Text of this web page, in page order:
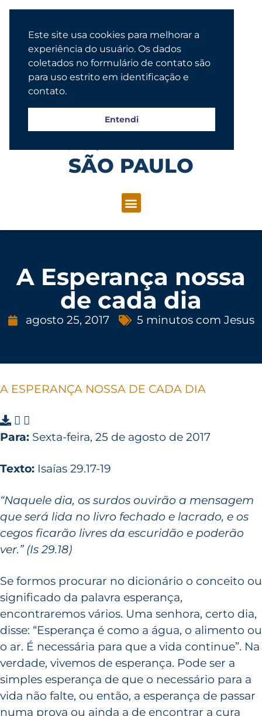
SÃO PAULO
A Esperança nossa
de cada dia
agosto 25, 2017 5 minutos com Jesus
A ESPERANÇA NOSSA DE CADA DIA
Para: Sexta-feira, 25 de agosto de 2017
Texto: Isaías 29.17-19
“Naquele dia, os surdos ouvirão a mensagem
que será lida no livro fechado e lacrado, e os
cegos ficarão livres da escuridão e poderão
ver.” (Is 29.18)
Se formos procurar no dicionário o conceito ou
significado da palavra esperança,
encontraremos vários. Uma senhora, certo dia,
disse: “Esperança é como a água, o alimento ou
o ar. É necessária para que a vida continue”. Na
verdade, vivemos de esperança. Pode ser a
simples esperança de que o necessário para a
vida não falte, ou então, a esperança de passar
numa prova ou ainda a de encontrar a cura
Este site usa cookies para melhorar a
experiência do usuário. Os dados
coletados no formulário de contato são
para uso estrito em identificação e
contato.
Entendi